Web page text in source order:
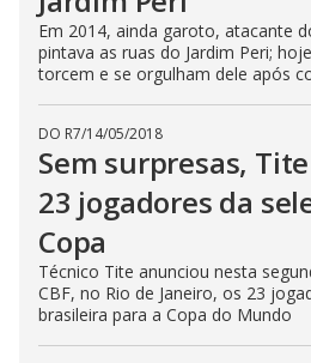
Em 2014, ainda garoto, atacante
pintava as ruas do Jardim Peri;
torcem e se orgulham dele após
DO R7/14/05/2018
Sem surpresas,
23 jogadores da
Copa
Técnico Tite anunciou nesta
CBF, no Rio de Janeiro, os 23
brasileira para a Copa do Mundo